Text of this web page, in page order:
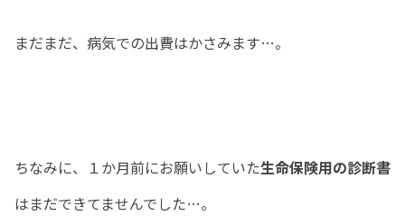
まだまだ、病気での出費はかさみます…。
ちなみに、１か月前にお願いしていた生命保険用の診断書
はまだできてませんでした…。